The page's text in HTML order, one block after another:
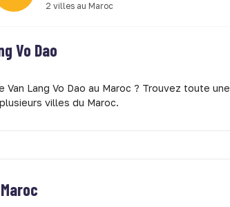
2 villes au Maroc
Vo Dao
Lang Vo Dao au Maroc ? Trouvez toute une
villes du Maroc.